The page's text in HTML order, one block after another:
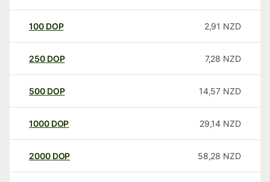
100 DOP 2,91 NZD
250 DOP 7,28 NZD
500 DOP 14,57 NZD
1000 DOP 29,14 NZD
2000 DOP 58,28 NZD